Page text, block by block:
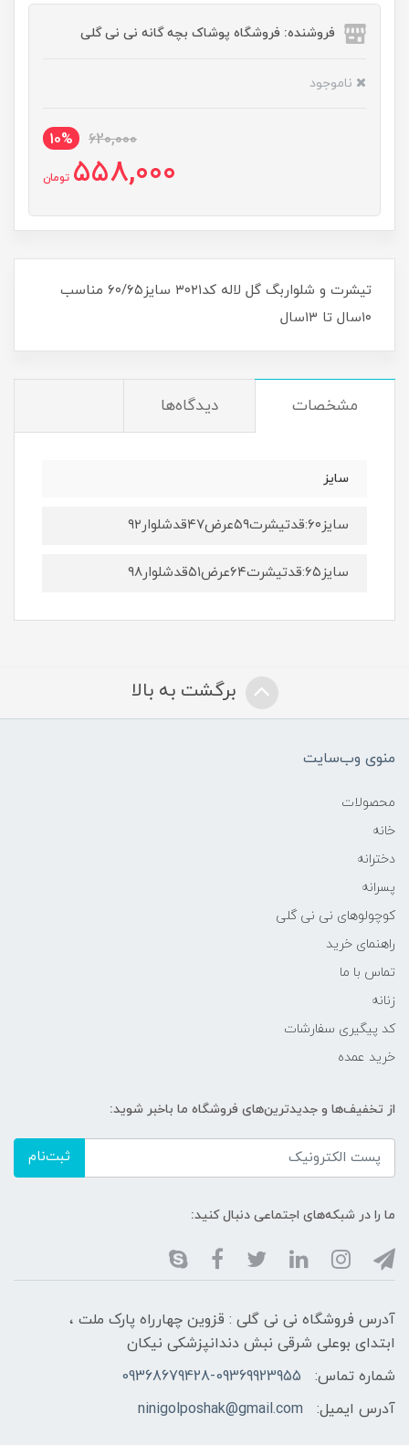
فروشنده: فروشگاه پوشاک بچه گانه نی نی گلی
ناموجود
620,000
10%
558,000 تومان
تیشرت و شلواربگ گل لاله کد۳۰۲۱ سایز۶۰/۶۵ مناسب
۱۰سال تا ۱۳سال
مشخصات دیدگاه‌ها
سایز
سایز۶۰:قدتیشرت۵۹عرض۴۷قدشلوار۹۲
سایز۶۵:قدتیشرت۶۴عرض۵۱قدشلوار۹۸
برگشت به بالا
منوی وب‌سایت
محصولات
خانه
دخترانه
پسرانه
کوچولوهای نی نی گلی
راهنمای خرید
تماس با ما
زنانه
کد پیگیری سفارشات
خرید عمده
از تخفیف‌ها و جدیدترین‌های فروشگاه ما باخبر شوید:
ثبت‌نام
ما را در شبکه‌های اجتماعی دنبال کنید:
آدرس فروشگاه نی نی گلی : قزوین چهارراه پارک ملت ،
ابتدای بوعلی شرقی نبش دندانپزشکی نیکان
شماره تماس:
09368679428-09369923955
آدرس ایمیل:
ninigolposhak@gmail.com